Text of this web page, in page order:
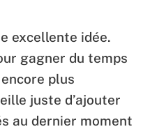
excellente idée.
gagner du temps
plus
juste d’ajouter
au dernier moment